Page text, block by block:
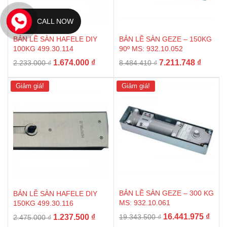
BẢN LỀ SÀN HAFELE DIY
100KG 499.30.114
2.233.000₫ Giá
1.674.000 ₫Giá
1.674.000 ₫.
BẢN LỀ SÀN GEZE – 150KG
90º MS: 932.10.052
8.484.410₫ Giá
7.211.748 ₫Giá
Giảm giá!
BẢN LỀ SÀN HAFELE DIY
150KG 499.30.116
2.475.000₫ Giá
1.237.500 ₫Giá
Giảm giá!
BẢN LỀ SÀN GEZE – 300 KG
MS: 932.10.061
19.343.500₫ Giá
16.441.975 ₫Giá
CALL NOW